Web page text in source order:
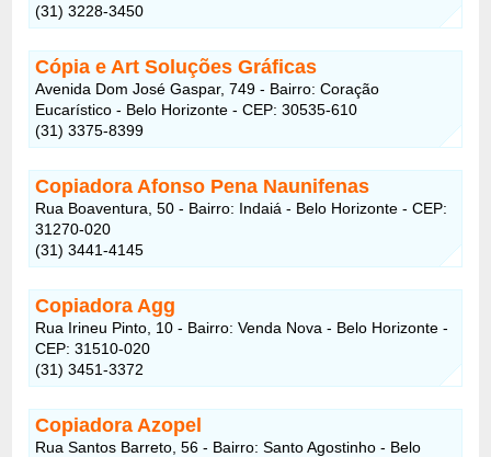
(31) 3228-3450
Cópia e Art Soluções Gráficas
Avenida Dom José Gaspar, 749 - Bairro: Coração
Eucarístico - Belo Horizonte - CEP: 30535-610
(31) 3375-8399
Copiadora Afonso Pena Naunifenas
Rua Boaventura, 50 - Bairro: Indaiá - Belo Horizonte - CEP:
31270-020
(31) 3441-4145
Copiadora Agg
Rua Irineu Pinto, 10 - Bairro: Venda Nova - Belo Horizonte -
CEP: 31510-020
(31) 3451-3372
Copiadora Azopel
Rua Santos Barreto, 56 - Bairro: Santo Agostinho - Belo